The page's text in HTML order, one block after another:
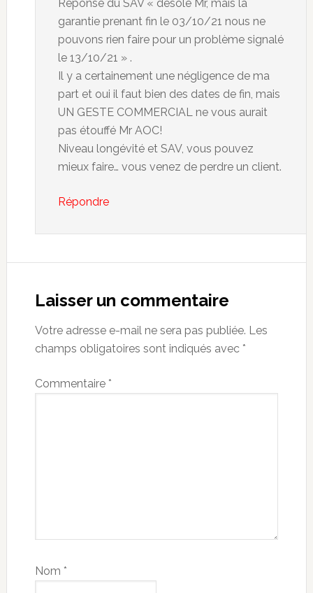
Réponse du SAV « désolé Mr, mais la
garantie prenant fin le 03/10/21 nous ne
pouvons rien faire pour un problème signalé
le 13/10/21 » .
Il y a certainement une négligence de ma
part et oui il faut bien des dates de fin, mais
UN GESTE COMMERCIAL ne vous aurait
pas étouffé Mr AOC!
Niveau longévité et SAV, vous pouvez
mieux faire… vous venez de perdre un client.
Répondre
Laisser un commentaire
Votre adresse e-mail ne sera pas publiée. Les
champs obligatoires sont indiqués avec *
Commentaire *
Nom *